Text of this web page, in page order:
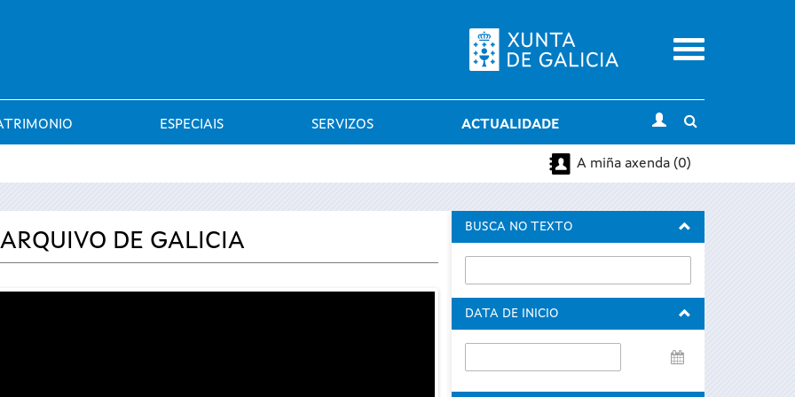
Menu
ESPECIAIS SERVIZOS ACTUALIDADE
search
A miña axenda (0)
DE GALICIA
BUSCA NO TEXTO
DATA DE INICIO
de